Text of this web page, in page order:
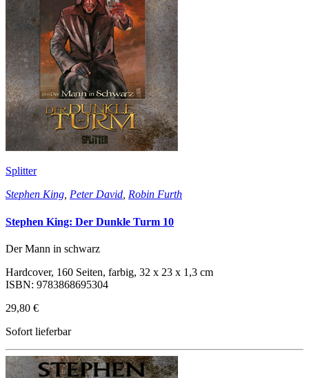
Splitter
Stephen King, Peter David, Robin Furth
Stephen King: Der Dunkle Turm 10
Der Mann in schwarz
Hardcover, 160 Seiten, farbig, 32 x 23 x 1,3 cm
ISBN: 9783868695304
29,80 €
Sofort lieferbar